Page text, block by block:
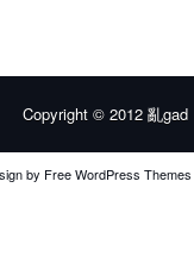
Copyright © 2012 亂gad
by Free WordPress Themes